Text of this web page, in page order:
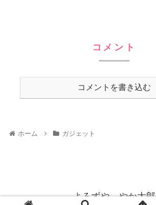
コメント
コメントを書き込む
ホーム ガジェット
よろずや やか太郎